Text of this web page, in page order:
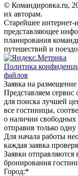
© Командировка.ru,
их авторам.
Старейшее интернет-
представляющее
планирования
путешествий и
Политика
файлов
Заявка на
Представляем сервис
для поиска лучшей
все гостиницы,
о наличии свободных
отправив только одну
Для начала работы
каждая заявка
Заявки отправляются
бронирования
Город:*